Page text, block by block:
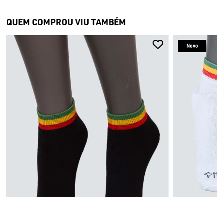
QUEM COMPROU VIU TAMBÉM
Novo